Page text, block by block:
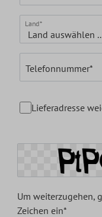
Land*
Telefonnummer*
Lieferadresse
Um weiterzugehen,
Zeichen ein*